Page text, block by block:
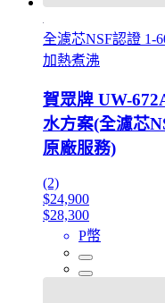
全濾芯NSF認證 1-
加熱煮沸
賀眾牌 UW-
水方案(全濾芯
原廠服務)
(2)
$24,900
$28,300
P幣